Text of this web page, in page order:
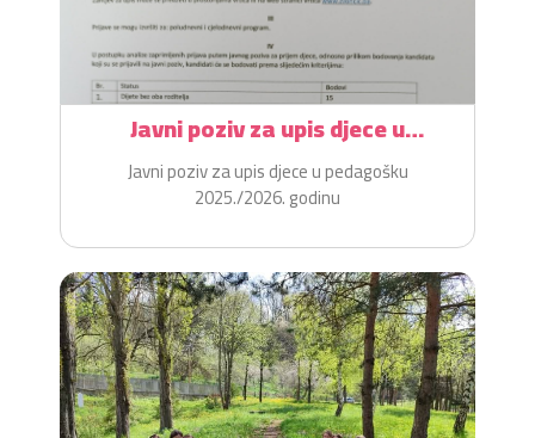
Javni poziv za upis djece u
pedagošku 2025./2026. godinu
Javni poziv za upis djece u pedagošku
2025./2026. godinu